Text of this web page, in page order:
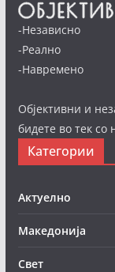
-Независно
-Реално
-Навремено
Објективни и
бидете во тек со
Категории
Актуелно
Македонија
Свет